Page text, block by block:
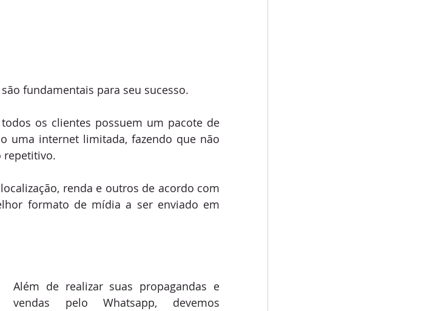
fundamentais para seu sucesso.
os clientes possuem um pacote de
uma internet limitada, fazendo que não
repetitivo.
renda e outros de acordo com
formato de mídia a ser enviado em
Além de realizar suas propagandas e
vendas pelo Whatsapp, devemos